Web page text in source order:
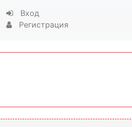
Вход
Регистрация